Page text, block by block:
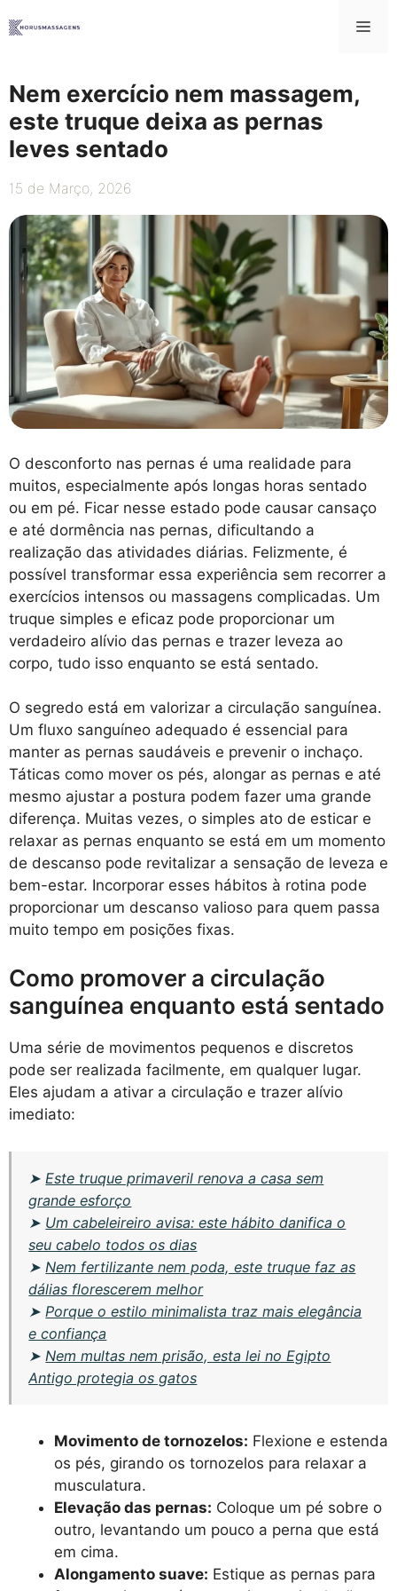
para
Nem exercício nem massagem,
este truque deixa as pernas
leves sentado
15 de Março, 2026
O desconforto nas pernas é uma realidade para
muitos, especialmente após longas horas sentado
ou em pé. Ficar nesse estado pode causar cansaço
e até dormência nas pernas, dificultando a
realização das atividades diárias. Felizmente, é
possível transformar essa experiência sem recorrer a
exercícios intensos ou massagens complicadas. Um
truque simples e eficaz pode proporcionar um
verdadeiro alívio das pernas e trazer leveza ao
corpo, tudo isso enquanto se está sentado.
O segredo está em valorizar a circulação sanguínea.
Um fluxo sanguíneo adequado é essencial para
manter as pernas saudáveis e prevenir o inchaço.
Táticas como mover os pés, alongar as pernas e até
mesmo ajustar a postura podem fazer uma grande
diferença. Muitas vezes, o simples ato de esticar e
relaxar as pernas enquanto se está em um momento
de descanso pode revitalizar a sensação de leveza e
bem-estar. Incorporar esses hábitos à rotina pode
proporcionar um descanso valioso para quem passa
muito tempo em posições fixas.
Como promover a circulação
sanguínea enquanto está sentado
Uma série de movimentos pequenos e discretos
pode ser realizada facilmente, em qualquer lugar.
Eles ajudam a ativar a circulação e trazer alívio
imediato:
➤ Este truque primaveril renova a casa sem
grande esforço
➤ Um cabeleireiro avisa: este hábito danifica o
seu cabelo todos os dias
➤ Nem fertilizante nem poda, este truque faz as
dálias florescerem melhor
➤ Porque o estilo minimalista traz mais elegância
e confiança
➤ Nem multas nem prisão, esta lei no Egipto
Antigo protegia os gatos
Movimento de tornozelos: Flexione e estenda
os pés, girando os tornozelos para relaxar a
musculatura.
Elevação das pernas: Coloque um pé sobre o
outro, levantando um pouco a perna que está
em cima.
Alongamento suave: Estique as pernas para